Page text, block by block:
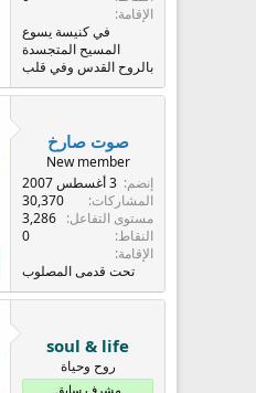
الإقامة
في كنيسة يسوع
المسيح المتجسدة
بالروح القدس وفي قلب
صوت صارخ
New member
إنضم 3 أغسطس 2007
المشاركات
30,370
مستوى التفاعل
3,286
النقاط
0
الإقامة
تحت قدمى المصلوب
soul & life
روح وحياة
مشرف سابق